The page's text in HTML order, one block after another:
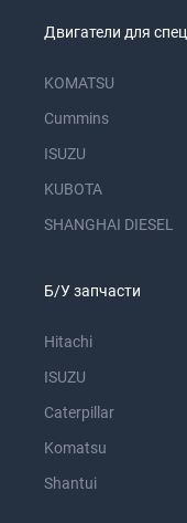
Двигатели для
KOMATSU
Cummins
ISUZU
KUBOTA
SHANGHAI DIESEL
Б/У запчасти
Hitachi
ISUZU
Caterpillar
Komatsu
Shantui